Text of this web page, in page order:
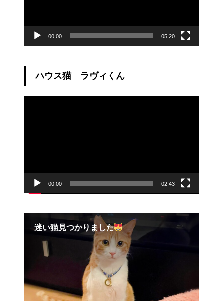
00:00 05:20
ハウス猫 ラヴィくん
00:00 02:43
迷い猫見つかりました